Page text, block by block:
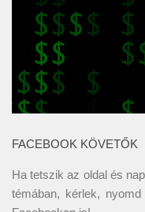
FACEBOOK KÖVETŐK
Ha tetszik az oldal és
témában, kérlek,